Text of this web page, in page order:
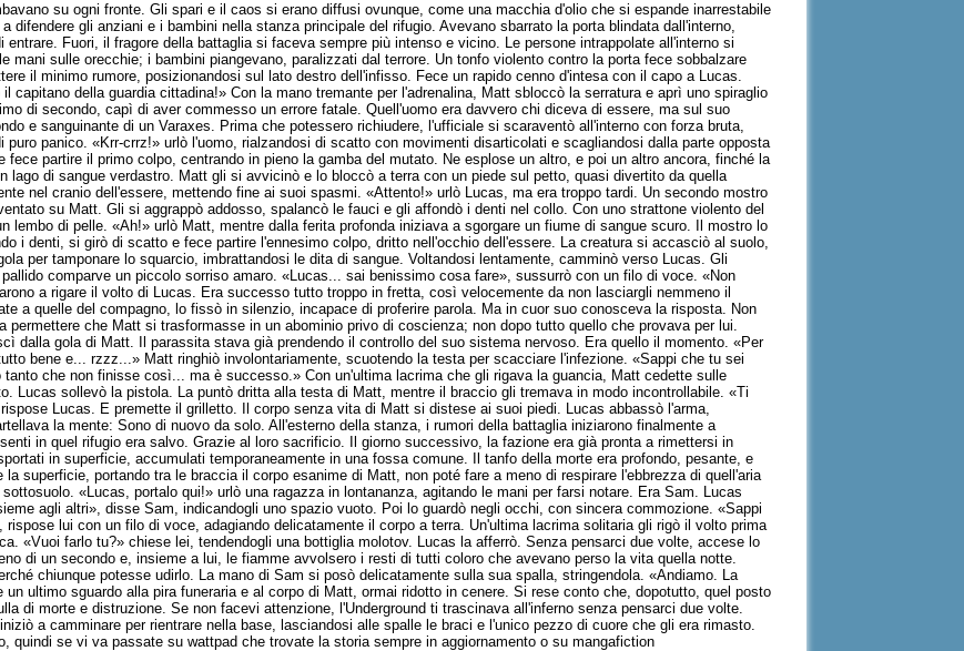
su ogni fronte. Gli spari e il caos si erano diffusi ovunque, come una macchia d'olio che si espande inarrestabile
difendere gli anziani e i bambini nella stanza principale del rifugio. Avevano sbarrato la porta blindata dall'interno,
Fuori, il fragore della battaglia si faceva sempre più intenso e vicino. Le persone intrappolate all'interno si
mani sulle orecchie; i bambini piangevano, paralizzati dal terrore. Un tonfo violento contro la porta fece sobbalzare
il minimo rumore, posizionandosi sul lato destro dell'infisso. Fece un rapido cenno d'intesa con il capo a Lucas.
capitano della guardia cittadina!» Con la mano tremante per l'adrenalina, Matt sbloccò la serratura e aprì uno spiraglio
di secondo, capì di aver commesso un errore fatale. Quell'uomo era davvero chi diceva di essere, ma sul suo
e sanguinante di un Varaxes. Prima che potessero richiudere, l'ufficiale si scaraventò all'interno con forza bruta,
panico. «Krr-crrz!» urlò l'uomo, rialzandosi di scatto con movimenti disarticolati e scagliandosi dalla parte opposta
partire il primo colpo, centrando in pieno la gamba del mutato. Ne esplose un altro, e poi un altro ancora, finché la
lago di sangue verdastro. Matt gli si avvicinò e lo bloccò a terra con un piede sul petto, quasi divertito da quella
nel cranio dell'essere, mettendo fine ai suoi spasmi. «Attento!» urlò Lucas, ma era troppo tardi. Un secondo mostro
su Matt. Gli si aggrappò addosso, spalancò le fauci e gli affondò i denti nel collo. Con uno strattone violento del
lembo di pelle. «Ah!» urlò Matt, mentre dalla ferita profonda iniziava a sgorgare un fiume di sangue scuro. Il mostro lo
i denti, si girò di scatto e fece partire l'ennesimo colpo, dritto nell'occhio dell'essere. La creatura si accasciò al suolo,
per tamponare lo squarcio, imbrattandosi le dita di sangue. Voltandosi lentamente, camminò verso Lucas. Gli
comparve un piccolo sorriso amaro. «Lucas... sai benissimo cosa fare», sussurrò con un filo di voce. «Non
a rigare il volto di Lucas. Era successo tutto troppo in fretta, così velocemente da non lasciargli nemmeno il
a quelle del compagno, lo fissò in silenzio, incapace di proferire parola. Ma in cuor suo conosceva la risposta. Non
permettere che Matt si trasformasse in un abominio privo di coscienza; non dopo tutto quello che provava per lui.
dalla gola di Matt. Il parassita stava già prendendo il controllo del suo sistema nervoso. Era quello il momento. «Per
bene e... rzzz...» Matt ringhiò involontariamente, scuotendo la testa per scacciare l'infezione. «Sappi che tu sei
che non finisse così... ma è successo.» Con un'ultima lacrima che gli rigava la guancia, Matt cedette sulle
Lucas sollevò la pistola. La puntò dritta alla testa di Matt, mentre il braccio gli tremava in modo incontrollabile. «Ti
Lucas. E premette il grilletto. Il corpo senza vita di Matt si distese ai suoi piedi. Lucas abbassò l'arma,
la mente: Sono di nuovo da solo. All'esterno della stanza, i rumori della battaglia iniziarono finalmente a
in quel rifugio era salvo. Grazie al loro sacrificio. Il giorno successivo, la fazione era già pronta a rimettersi in
in superficie, accumulati temporaneamente in una fossa comune. Il tanfo della morte era profondo, pesante, e
superficie, portando tra le braccia il corpo esanime di Matt, non poté fare a meno di respirare l'ebbrezza di quell'aria
«Lucas, portalo qui!» urlò una ragazza in lontananza, agitando le mani per farsi notare. Era Sam. Lucas
agli altri», disse Sam, indicandogli uno spazio vuoto. Poi lo guardò negli occhi, con sincera commozione. «Sappi
lui con un filo di voce, adagiando delicatamente il corpo a terra. Un'ultima lacrima solitaria gli rigò il volto prima
«Vuoi farlo tu?» chiese lei, tendendogli una bottiglia molotov. Lucas la afferrò. Senza pensarci due volte, accese lo
di un secondo e, insieme a lui, le fiamme avvolsero i resti di tutti coloro che avevano perso la vita quella notte.
chiunque potesse udirlo. La mano di Sam si posò delicatamente sulla sua spalla, stringendola. «Andiamo. La
ultimo sguardo alla pira funeraria e al corpo di Matt, ormai ridotto in cenere. Si rese conto che, dopotutto, quel posto
di morte e distruzione. Se non facevi attenzione, l'Underground ti trascinava all'inferno senza pensarci due volte.
a camminare per rientrare nella base, lasciandosi alle spalle le braci e l'unico pezzo di cuore che gli era rimasto.
quindi se vi va passate su wattpad che trovate la storia sempre in aggiornamento o su mangafiction